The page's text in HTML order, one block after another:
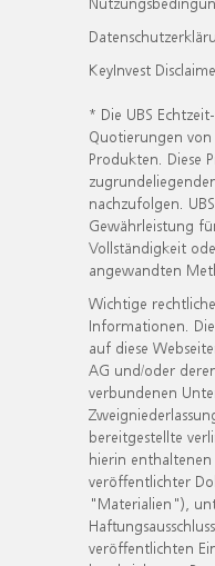
KeyInvest
* Die UBS
Quotierungen
Produkten. Diese
nachzufolgen.
Gewährleistung
Vollständigkeit
angewandten
Wichtige
Informationen.
auf diese
AG und/oder
verbundenen
bereitgestellte
hierin
veröffentlichter
"Materialien"),
veröffentlichten